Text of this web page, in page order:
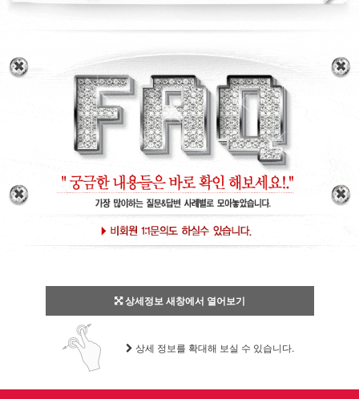
상세정보 새창에서 열어보기
상세 정보를 확대해 보실 수 있습니다.